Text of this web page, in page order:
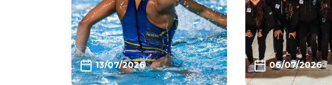
13/07/2026 06/07/2026